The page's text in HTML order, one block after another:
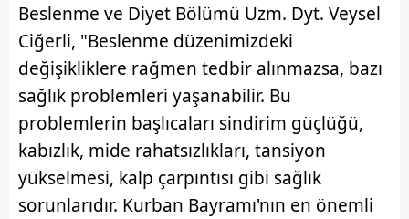
Beslenme ve Diyet Bölümü Uzm. Dyt. Veysel
Ciğerli, "Beslenme düzenimizdeki
değişikliklere rağmen tedbir alınmazsa, bazı
sağlık problemleri yaşanabilir. Bu
problemlerin başlıcaları sindirim güçlüğü,
kabızlık, mide rahatsızlıkları, tansiyon
yükselmesi, kalp çarpıntısı gibi sağlık
sorunlarıdır. Kurban Bayramı'nın en önemli